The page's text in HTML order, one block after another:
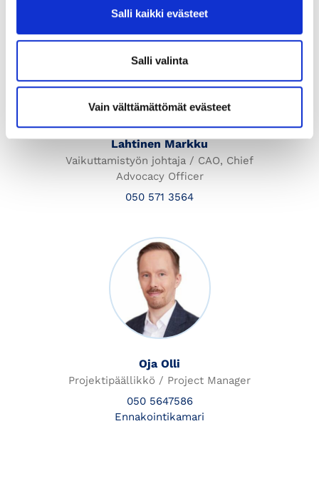
Salli kaikki evästeet
Salli valinta
Vain välttämättömät evästeet
Lahtinen Markku
Vaikuttamistyön johtaja / CAO, Chief
Advocacy Officer
050 571 3564
Oja Olli
Projektipäällikkö / Project Manager
050 5647586
Ennakointikamari